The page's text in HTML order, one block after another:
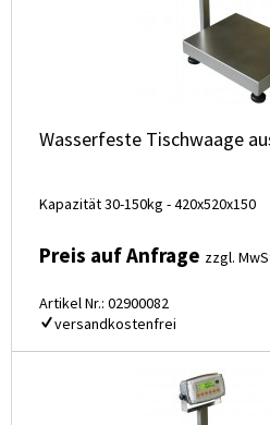
Wasserfeste Tischwaage
Kapazität 30-150kg - 420x520x150
Preis auf Anfrage zzgl.
Artikel Nr.: 02900082
versandkostenfrei